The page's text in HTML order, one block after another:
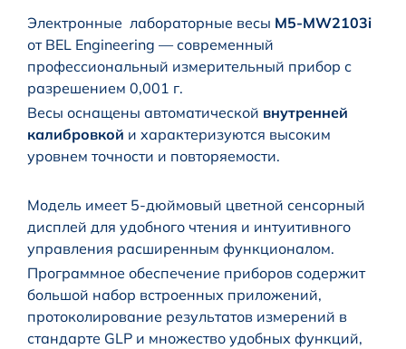
Электронные лабораторные весы M5-MW2103i
от BEL Engineering — современный
профессиональный измерительный прибор с
разрешением 0,001 г.
Весы оснащены автоматической внутренней
калибровкой и характеризуются высоким
уровнем точности и повторяемости.
Модель имеет 5-дюймовый цветной сенсорный
дисплей для удобного чтения и интуитивного
управления расширенным функционалом.
Программное обеспечение приборов содержит
большой набор встроенных приложений,
протоколирование результатов измерений в
стандарте GLP и множество удобных функций,